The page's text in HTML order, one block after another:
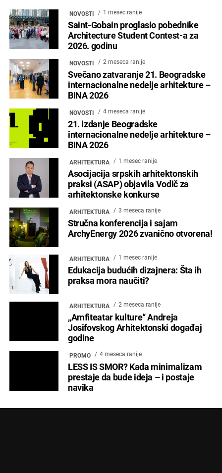
NOVOSTI 1 mesec ranije
Saint-Gobain proglasio pobednike
Architecture Student Contest-a za
2026. godinu
NOVOSTI 2 meseca ranije
Svečano zatvaranje 21. Beogradske
internacionalne nedelje arhitekture –
BINA 2026
NOVOSTI 4 meseca ranije
21. izdanje Beogradske
internacionalne nedelje arhitekture –
BINA 2026
ARHITEKTURA 1 mesec ranije
Asocijacija srpskih arhitektonskih
praksi (ASAP) objavila Vodič za
arhitektonske konkurse
ARHITEKTURA 3 meseca ranije
Stručna konferencija i sajam
ArchyEnergy 2026 zvanično otvorena!
ARHITEKTURA 1 mesec ranije
Edukacija budućih dizajnera: Šta ih
praksa mora naučiti?
ARHITEKTURA 2 meseca ranije
„Amfiteatar kulture“ Andreja
Josifovskog Arhitektonski događaj
godine
PROMO 4 meseca ranije
LESS IS SMOR? Kada minimalizam
prestaje da bude ideja – i postaje
navika